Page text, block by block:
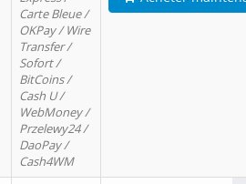
Carte Bleue /
OKPay / Wire
Transfer /
Sofort /
BitCoins /
Cash U /
WebMoney /
Przelewy24 /
DaoPay /
Cash4WM